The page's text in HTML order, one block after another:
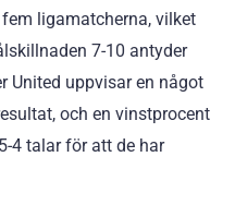
ligamatcherna, vilket
7-10 antyder
United uppvisar en något
och en vinstprocent
4 talar för att de har